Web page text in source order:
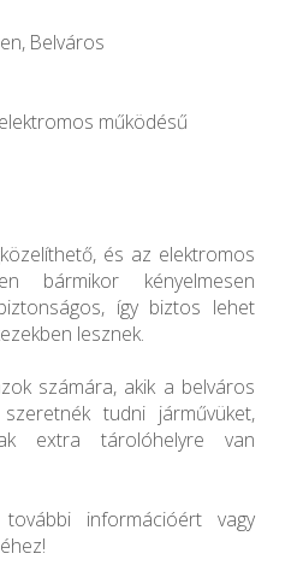
Belváros
működésű
és az elektromos
bármikor kényelmesen
így biztos lehet
lesznek.
számára, akik a belváros
tudni járművüket,
extra tárolóhelyre van
információért vagy